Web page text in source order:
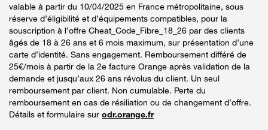
valable à partir du 10/04/2025 en France métropolitaine, sous
réserve d’éligibilité et d’équipements compatibles, pour la
souscription à l’offre Cheat_Code_Fibre_18_26 par des clients
âgés de 18 à 26 ans et 6 mois maximum, sur présentation d’une
carte d’identité. Sans engagement. Remboursement différé de
25€/mois à partir de la 2e facture Orange après validation de la
demande et jusqu’aux 26 ans révolus du client. Un seul
remboursement par client. Non cumulable. Perte du
remboursement en cas de résiliation ou de changement d’offre.
Détails et formulaire sur odr.orange.fr